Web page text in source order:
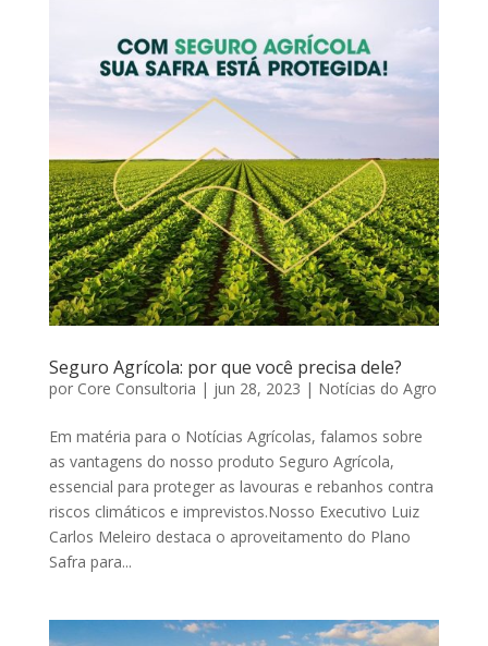
Seguro Agrícola: por que você precisa dele?
por Core Consultoria | jun 28, 2023 | Notícias do Agro
Em matéria para o Notícias Agrícolas, falamos sobre
as vantagens do nosso produto Seguro Agrícola,
essencial para proteger as lavouras e rebanhos contra
riscos climáticos e imprevistos.Nosso Executivo Luiz
Carlos Meleiro destaca o aproveitamento do Plano
Safra para...